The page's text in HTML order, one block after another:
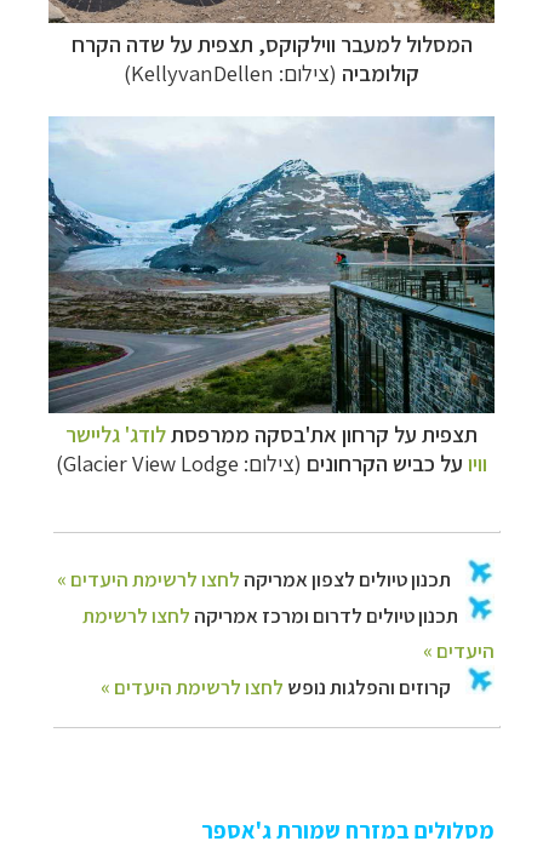
המסלול למעבר ווילקוקס, תצפית על שדה הקרח
קולומביה (צילום: KellyvanDellen)
תצפית על קרחון את'בסקה ממרפסתלודג' גליישר
וויו על כביש הקרחונים (צילום: Glacier View Lodge)
מסלולים במזרח שמורת ג'אספר